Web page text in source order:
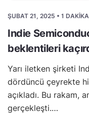
ŞUBAT 21, 2025 • 1
Indie
beklentileri
Yarı iletken şirketi
dördüncü çeyrekte
açıkladı. Bu rakam,
gerçekleşti.…